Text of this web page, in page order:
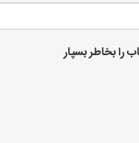
بخاطر بسپار